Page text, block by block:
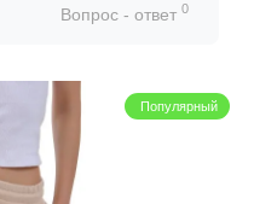
Вопрос - ответ 0
Популярный